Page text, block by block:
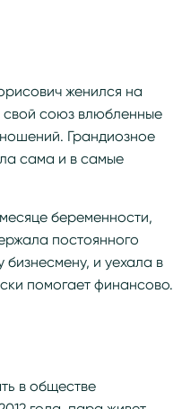
женился на
свой союз влюбленные
Грандиозное
сама и в самые
беременности,
постоянного
и уехала в
помогает финансово.
в обществе